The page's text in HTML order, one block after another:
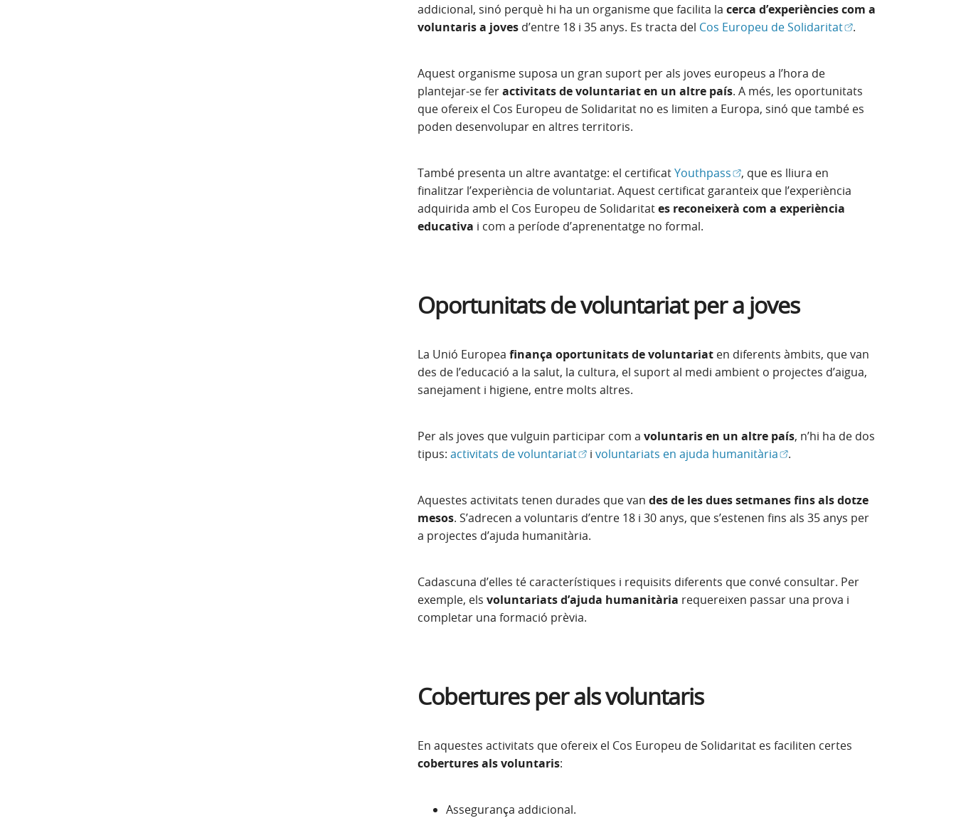
addicional, sinó perquè hi ha un organisme que facilita la cerca d’experiències com a
voluntaris a jovesd’entre 18 i 35 anys. Es tracta del Cos Europeu de Solidaritat(Obre en finestra
.
Aquest organisme suposa un gran suport per als joves europeus a l’hora de
plantejar-se feractivitats de voluntariat en un altre país. A més, les oportunitats
que ofereix el Cos Europeu de Solidaritat no es limiten a Europa, sinó que també es
poden desenvolupar en altres territoris.
També presenta un altre avantatge: el certificatYouthpass(Obre en finestra nova)
, que es lliura en
finalitzar l’experiència de voluntariat. Aquest certificat garanteix que l’experiència
adquirida amb el Cos Europeu de Solidaritates reconeixerà com a experiència
educativa i com a període d’aprenentatge no formal.
Oportunitats de voluntariat per a joves
La Unió Europea finança oportunitats de voluntariaten diferents àmbits, que van
des de l’educació a la salut, la cultura, el suport al medi ambient o projectes d’aigua,
sanejament i higiene, entre molts altres.
Per als joves que vulguin participar com a voluntaris en un altre país, n’hi ha de dos
tipus: activitats de voluntariat(Obre en finestra nova)
i voluntariats en ajuda humanitària(Obre en finestra nova)
.
Aquestes activitats tenen durades que van des de les dues setmanes fins als dotze
mesos. S’adrecen a voluntaris d’entre 18 i 30 anys, que s’estenen fins als 35 anys per
a projectes d’ajuda humanitària.
Cadascuna d’elles té característiques i requisits diferents que convé consultar. Per
exemple, els voluntariats d’ajuda humanitària requereixen passar una prova i
completar una formació prèvia.
Cobertures per als voluntaris
En aquestes activitats que ofereix el Cos Europeu de Solidaritat es faciliten certes
cobertures als voluntaris:
Assegurança addicional.